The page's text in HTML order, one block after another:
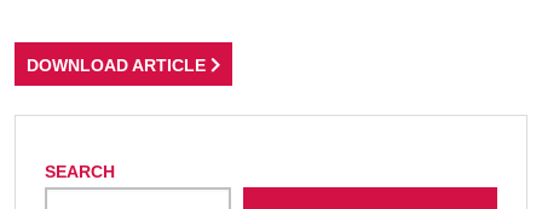
DOWNLOAD ARTICLE
SEARCH